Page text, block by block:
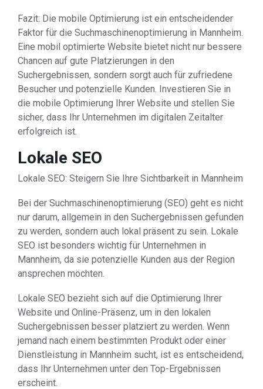
Fazit: Die mobile Optimierung ist ein entscheidender
Faktor für die Suchmaschinenoptimierung in Mannheim.
Eine mobil optimierte Website bietet nicht nur bessere
Chancen auf gute Platzierungen in den
Suchergebnissen, sondern sorgt auch für zufriedene
Besucher und potenzielle Kunden. Investieren Sie in
die mobile Optimierung Ihrer Website und stellen Sie
sicher, dass Ihr Unternehmen im digitalen Zeitalter
erfolgreich ist.
Lokale SEO
Lokale SEO: Steigern Sie Ihre Sichtbarkeit in Mannheim
Bei der Suchmaschinenoptimierung (SEO) geht es nicht
nur darum, allgemein in den Suchergebnissen gefunden
zu werden, sondern auch lokal präsent zu sein. Lokale
SEO ist besonders wichtig für Unternehmen in
Mannheim, da sie potenzielle Kunden aus der Region
ansprechen möchten.
Lokale SEO bezieht sich auf die Optimierung Ihrer
Website und Online-Präsenz, um in den lokalen
Suchergebnissen besser platziert zu werden. Wenn
jemand nach einem bestimmten Produkt oder einer
Dienstleistung in Mannheim sucht, ist es entscheidend,
dass Ihr Unternehmen unter den Top-Ergebnissen
erscheint.